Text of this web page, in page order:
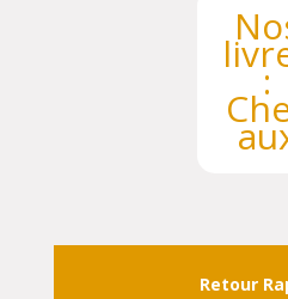
:
Retour